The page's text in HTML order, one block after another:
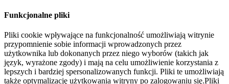
Funkcjonalne pliki
Pliki cookie wpływające na funkcjonalność umożliwiają witrynie
przypomnienie sobie informacji wprowadzonych przez
użytkownika lub dokonanych przez niego wyborów (takich jak
język, wyrażone zgody) i mają na celu umożliwienie korzystania z
lepszych i bardziej spersonalizowanych funkcji. Pliki te umożliwiają
także optymalizację użytkowania witryny po zalogowaniu się.Pliki